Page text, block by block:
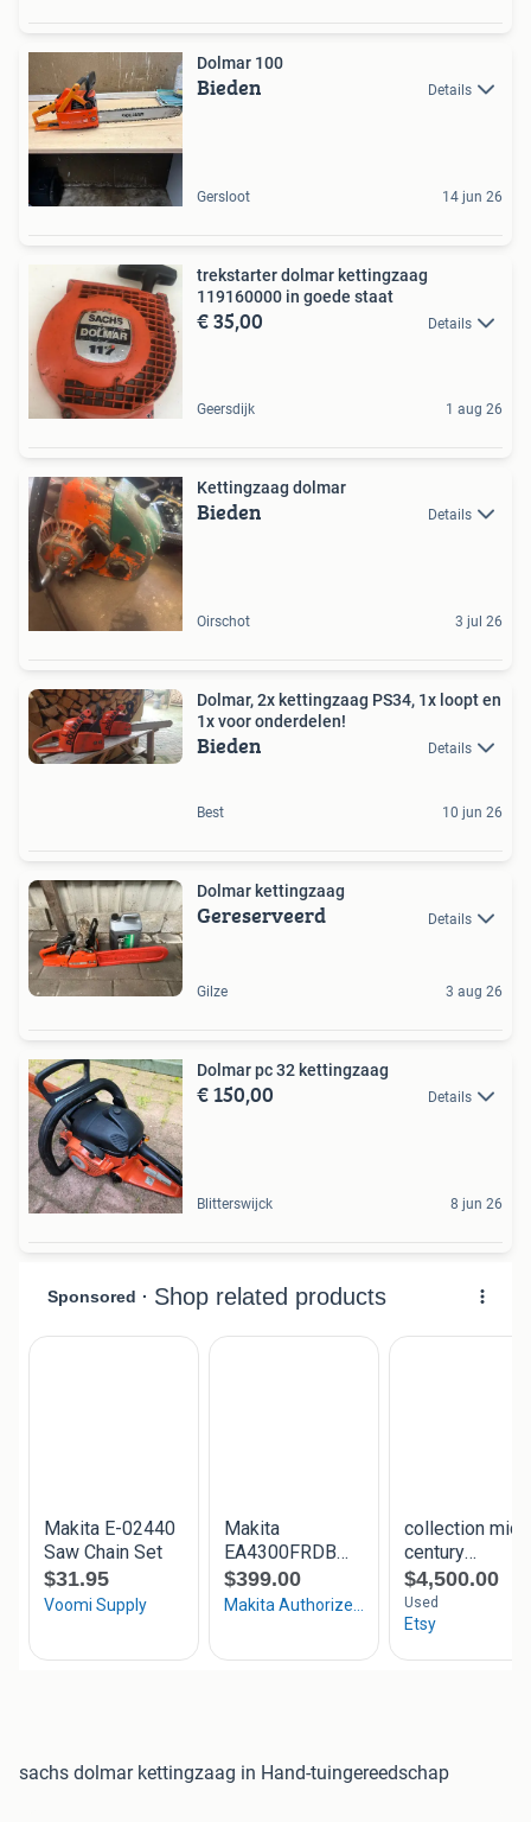
Dolmar 100
Bieden Details
Gersloot 14 jun 26
trekstarter dolmar kettingzaag
119160000 in goede staat
€ 35,00 Details
Geersdijk 1 aug 26
Kettingzaag dolmar
Bieden Details
Oirschot 3 jul 26
Dolmar, 2x kettingzaag PS34, 1x loopt en
1x voor onderdelen!
Bieden Details
Best 10 jun 26
Dolmar kettingzaag
Gereserveerd Details
Gilze 3 aug 26
Dolmar pc 32 kettingzaag
€ 150,00 Details
Blitterswijck 8 jun 26
sachs dolmar kettingzaag in Hand-tuingereedschap